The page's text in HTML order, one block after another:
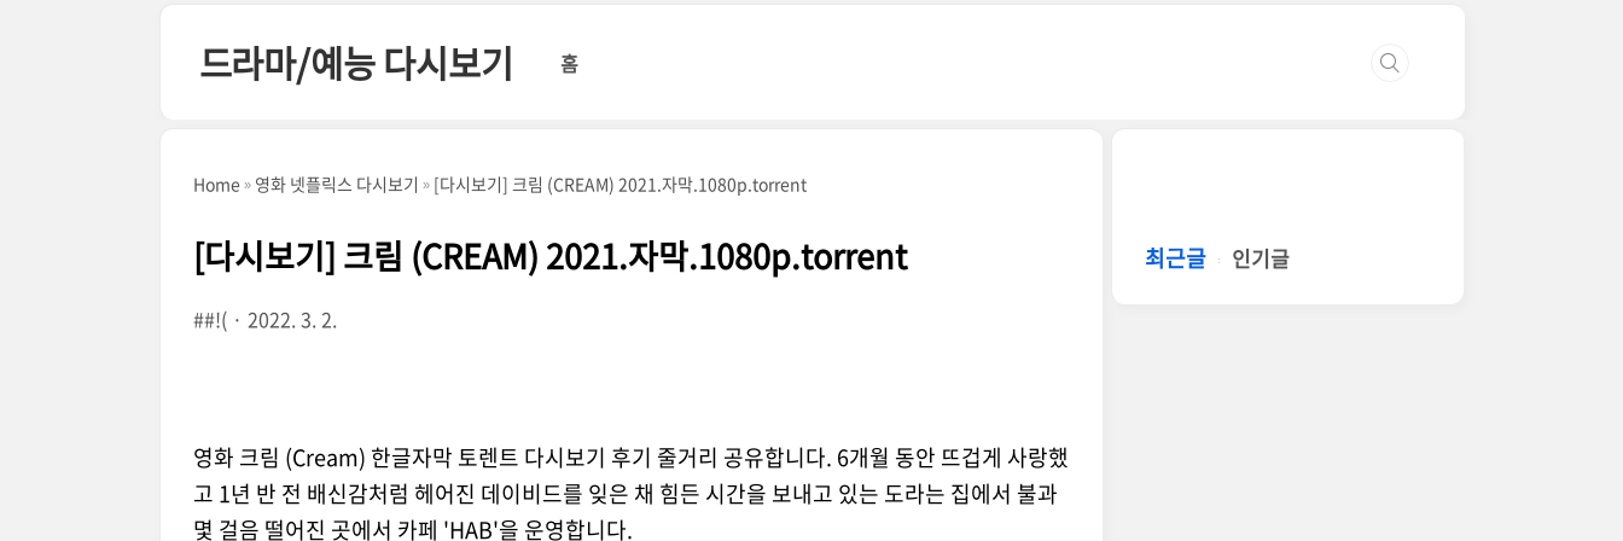
드라마/예능 다시보기 홈
Home 영화 넷플릭스 다시보기 [다시보기] 크림 (CREAM) 2021.자막.1080p.torrent
[다시보기] 크림 (CREAM) 2021.자막.1080p.torrent
##!( 2022. 3. 2.
영화 크림 (Cream) 한글자막 토렌트 다시보기 후기 줄거리 공유합니다. 6개월 동안 뜨겁게 사랑했
고 1년 반 전 배신감처럼 헤어진 데이비드를 잊은 채 힘든 시간을 보내고 있는 도라는 집에서 불과
몇 걸음 떨어진 곳에서 카페 'HAB'을 운영합니다.
최근글 인기글